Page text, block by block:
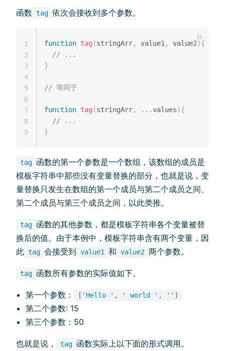
函数 tag 依次会接收到多个参数。
function tag (stringArr, value1 , value2){
// ...
}
// 等同于
function tag (stringArr, ...values){
// ...
}
1
2
3
4
5
6
7
8
9
tag 函数的第一个参数是一个数组，该数组的成员是
模板字符串中那些没有变量替换的部分，也就是说，变
量替换只发生在数组的第一个成员与第二个成员之间、
第二个成员与第三个成员之间，以此类推。
tag 函数的其他参数，都是模板字符串各个变量被替
换后的值。由于本例中，模板字符串含有两个变量，因
此 tag 会接受到 value1 和 value2 两个参数。
tag 函数所有参数的实际值如下。
第一个参数： ['Hello ', ' world ', '']
第二个参数: 15
第三个参数：50
也就是说， tag 函数实际上以下面的形式调用。